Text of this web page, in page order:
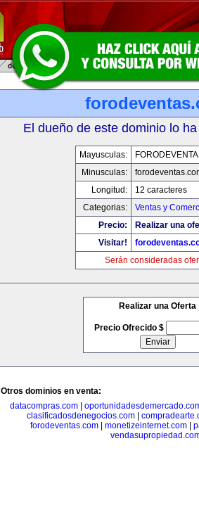
El dueño de este dominio lo
Mayusculas:
Minusculas:
Longitud:
12 caracteres
Categorias:
Ventas y
Precio:
Realizar una
Visitar!
Serán consideradas
Realizar una Oferta
Precio Ofrecido $
Otros dominios en venta:
datacompras.com
clasificadosdenegocios.com|
forodeventas.com| monetizeinternet.com|